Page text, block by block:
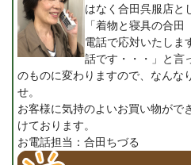
はなく合田呉服店と
「着物と寝具の合田
電話で応対いたしま
話です・・・」と言
のものに変わりますので、なんな
せ。
お客様に気持のよいお買い物がで
けております。
お電話担当：合田ちづる